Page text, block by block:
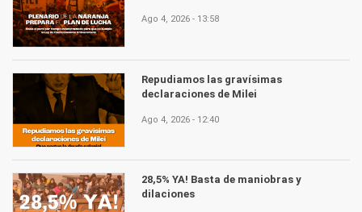
Ago 4, 2026 - 13:58
Repudiamos las gravísimas
declaraciones de Milei
Ago 4, 2026 - 12:40
28,5% YA! Basta de maniobras y
dilaciones